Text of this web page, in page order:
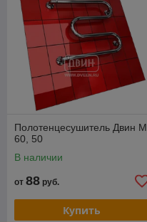
Полотенцесушитель Двин M
60, 50
В наличии
от 88 руб.
Купить